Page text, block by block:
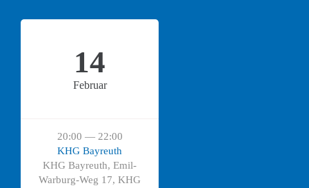
14
Februar
20:00 — 22:00
KHG Bayreuth
KHG Bayreuth, Emil-
Warburg-Weg 17, KHG